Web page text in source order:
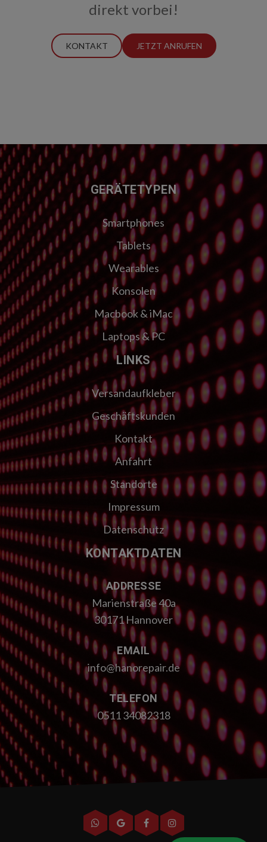
direkt vorbei!
KONTAKT JETZT ANRUFEN
FUSSZEILE GERÄTETYPEN
Smartphones
Tablets
Wearables
Konsolen
Macbook & iMac
Laptops & PC
LINKS
Versandaufkleber
Geschäftskunden
Kontakt
Anfahrt
Standorte
Impressum
Datenschutz
KONTAKTDATEN
ADDRESSE
Marienstraße 40a
30171 Hannover
EMAIL
info@hanorepair.de
TELEFON
0511 34082318